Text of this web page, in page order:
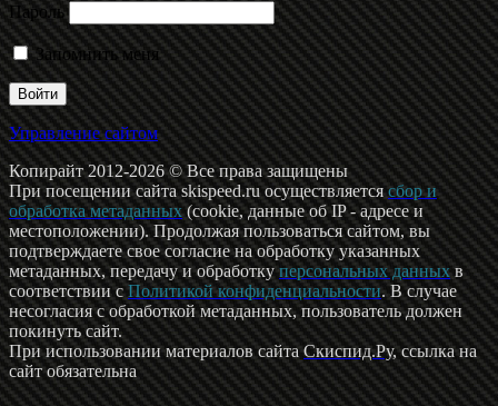
Пароль
Запомнить меня
Управление сайтом
Копирайт 2012-2026 © Все права защищены
При посещении сайта skispeed.ru осуществляетсясбор и
обработка метаданных(cookie, данные об IP - адресе и
местоположении). Продолжая пользоваться сайтом, вы
подтверждаете свое согласие на обработку указанных
метаданных, передачу и обработкуперсональных данныхв
соответствии сПолитикой конфиденциальности. В случае
несогласия с обработкой метаданных, пользователь должен
покинуть сайт.
При использовании материалов сайтаСкиспид.Ру, ссылка на
сайт обязательна